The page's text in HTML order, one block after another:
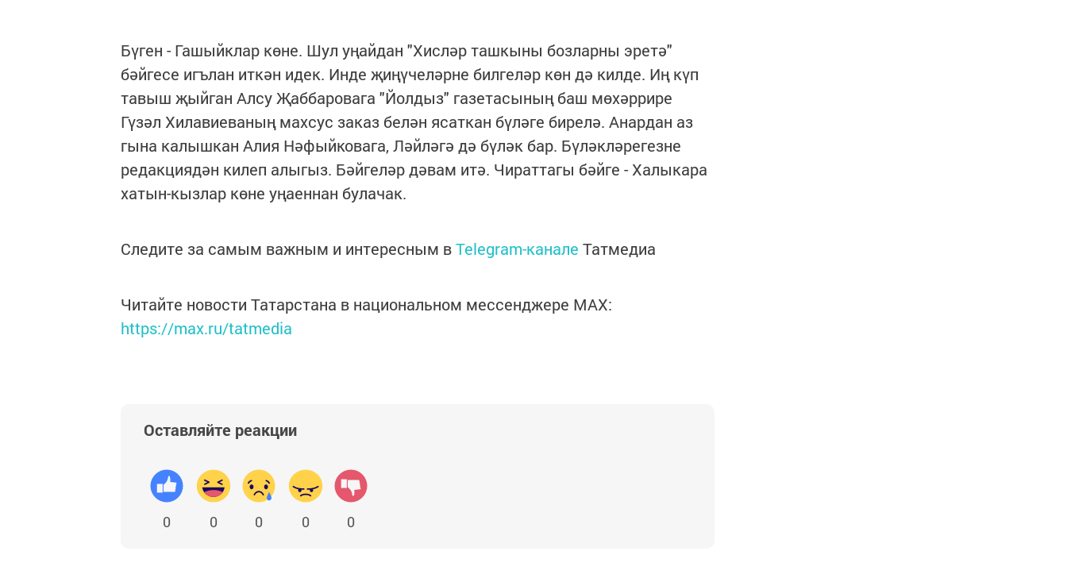
Бүген - Гашыйклар көне. Шул уңайдан "Хисләр ташкыны бозларны эретә"
бәйгесе игълан иткән идек. Инде җиңүчеләрне билгеләр көн дә килде. Иң күп
тавыш җыйган Алсу Җаббаровага "Йолдыз" газетасының баш мөхәррире
Гүзәл Хилавиеваның махсус заказ белән ясаткан бүләге бирелә. Анардан аз
гына калышкан Алия Нәфыйковага, Ләйләгә дә бүләк бар. Бүләкләрегезне
редакциядән килеп алыгыз. Бәйгеләр дәвам итә. Чираттагы бәйге - Халыкара
хатын-кызлар көне уңаеннан булачак.
Следите за самым важным и интересным вTelegram-канале Татмедиа
Читайте новости Татарстана в национальном мессенджере MАХ:
https://max.ru/tatmedia
Оставляйте реакции
0 0 0 0 0